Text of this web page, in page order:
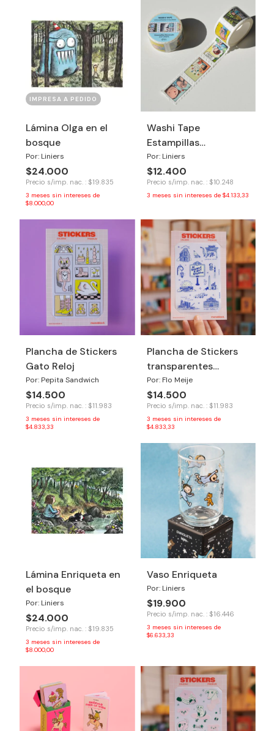
IMPRESA A PEDIDO
Lámina Olga en el
bosque
Por: Liniers
$24.000
Precio s/imp. nac. : $19.835
3 meses sin intereses de
$8.000,00
Washi Tape
Estampillas
Macanudo
Por: Liniers
$12.400
Precio s/imp. nac. : $10.248
3 meses sin intereses de $4.133,33
Plancha de Stickers
Gato Reloj
Por: Pepita Sandwich
$14.500
Precio s/imp. nac. : $11.983
3 meses sin intereses de
$4.833,33
Plancha de Stickers
transparentes
Buenos Aires
Por: Flo Meije
$14.500
Precio s/imp. nac. : $11.983
3 meses sin intereses de
$4.833,33
Lámina Enriqueta en
el bosque
Por: Liniers
$24.000
Precio s/imp. nac. : $19.835
3 meses sin intereses de
$8.000,00
Vaso Enriqueta
Por: Liniers
$19.900
Precio s/imp. nac. : $16.446
3 meses sin intereses de
$6.633,33